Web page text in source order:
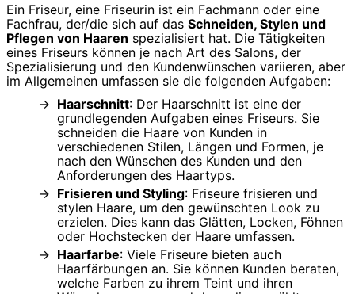
Ein Friseur, eine Friseurin ist ein Fachmann oder eine
Fachfrau, der/die sich auf das Schneiden, Stylen und
Pflegen von Haaren spezialisiert hat. Die Tätigkeiten
eines Friseurs können je nach Art des Salons, der
Spezialisierung und den Kundenwünschen variieren, aber
im Allgemeinen umfassen sie die folgenden Aufgaben:
Haarschnitt: Der Haarschnitt ist eine der
grundlegenden Aufgaben eines Friseurs. Sie
schneiden die Haare von Kunden in
verschiedenen Stilen, Längen und Formen, je
nach den Wünschen des Kunden und den
Anforderungen des Haartyps.
Frisieren und Styling: Friseure frisieren und
stylen Haare, um den gewünschten Look zu
erzielen. Dies kann das Glätten, Locken, Föhnen
oder Hochstecken der Haare umfassen.
Haarfarbe: Viele Friseure bieten auch
Haarfärbungen an. Sie können Kunden beraten,
welche Farben zu ihrem Teint und ihren